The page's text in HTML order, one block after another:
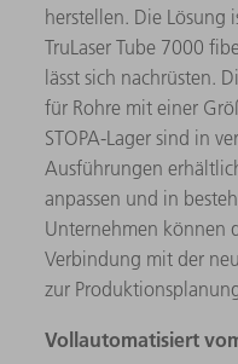
herstellen. Die Lösung
TruLaser Tube 7000
lässt sich nachrüsten.
für Rohre mit einer
STOPA-Lager sind in
Ausführungen
anpassen und in
Unternehmen können
Verbindung mit der
zur
Vollautomatisiert